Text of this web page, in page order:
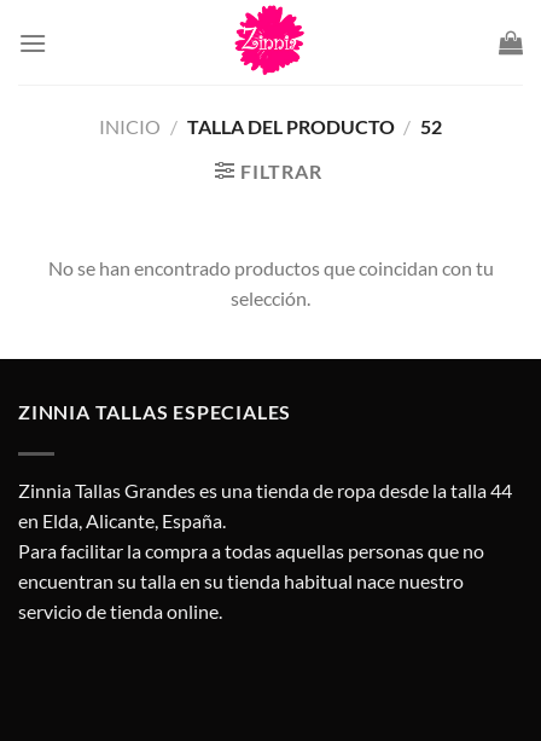
INICIO / TALLA DEL PRODUCTO / 52
FILTRAR
No se han encontrado productos que coincidan con tu
selección.
ZINNIA TALLAS ESPECIALES
Zinnia Tallas Grandes es una tienda de ropa desde la talla 44
en Elda, Alicante, España.
Para facilitar la compra a todas aquellas personas que no
encuentran su talla en su tienda habitual nace nuestro
servicio de tienda online.